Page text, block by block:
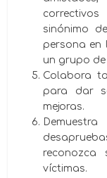
sinónimo
persona en
un grupo
Colabora
para dar
mejoras.
víctimas.